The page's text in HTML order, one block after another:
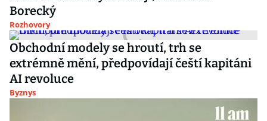
Borecký
Rozhovory
Obchodní modely se hroutí, trh se
extrémně mění, předpovídají čeští kapitáni
AI revoluce
Byznys